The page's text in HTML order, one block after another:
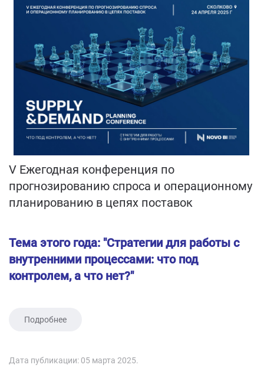
V Ежегодная конференция по
прогнозированию спроса и операционному
планированию в цепях поставок
Тема этого года: "Стратегии для работы с
внутренними процессами: что под
контролем, а что нет?"
Подробнее
Дата публикации: 05 марта 2025.